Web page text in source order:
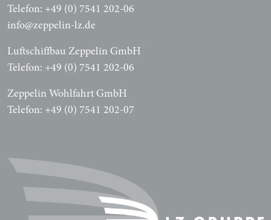
Telefon: +49 (0) 7541 202-06
info@zeppelin-lz.de
Luftschiffbau Zeppelin GmbH
Telefon: +49 (0) 7541 202-06
Zeppelin Wohlfahrt GmbH
Telefon: +49 (0) 7541 202-07